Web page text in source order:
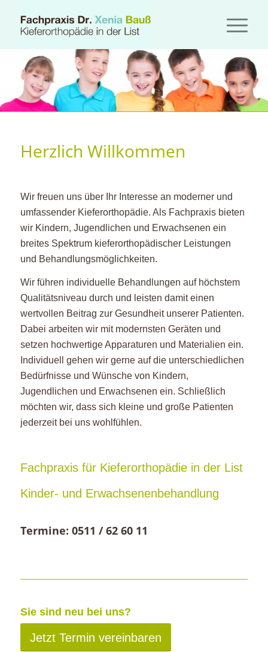
Herzlich Willkommen
Wir freuen uns über Ihr Interesse an moderner und
umfassender Kieferorthopädie. Als Fachpraxis bieten
wir Kindern, Jugendlichen und Erwachsenen ein
breites Spektrum kieferorthopädischer Leistungen
und Behandlungsmöglichkeiten.
Wir führen individuelle Behandlungen auf höchstem
Qualitätsniveau durch und leisten damit einen
wertvollen Beitrag zur Gesundheit unserer Patienten.
Dabei arbeiten wir mit modernsten Geräten und
setzen hochwertige Apparaturen und Materialien ein.
Individuell gehen wir gerne auf die unterschiedlichen
Bedürfnisse und Wünsche von Kindern,
Jugendlichen und Erwachsenen ein. Schließlich
möchten wir, dass sich kleine und große Patienten
jederzeit bei uns wohlfühlen.
Fachpraxis für Kieferorthopädie in der List
Kinder- und Erwachsenenbehandlung
Termine: 0511 / 62 60 11
Sie sind neu bei uns?
Jetzt Termin vereinbaren